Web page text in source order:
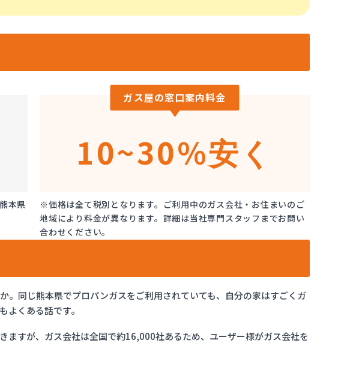
本県
ガス屋の窓口案内料金
10~30%安く
※価格は全て税別となります。ご利用中のガス会社・お住まいのご
地域により料金が異なります。詳細は当社専門スタッフまでお問い
合わせください。
。同じ熊本県でプロパンガスをご利用されていても、自分の家はすごくガ
くある話です。
ますが、ガス会社は全国で約16,000社あるため、ユーザー様がガス会社を